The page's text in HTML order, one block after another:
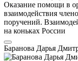
Оказание помощи в
взаимодействия
поручений.
на коньках России
Баранова Дарья